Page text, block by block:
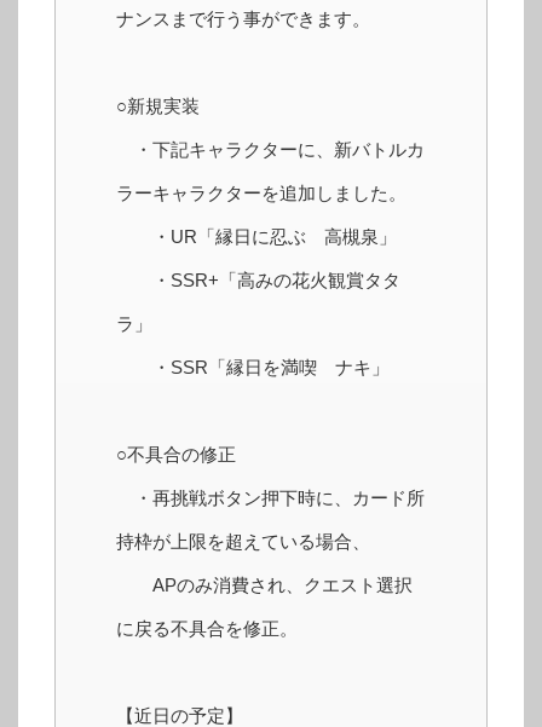
ナンスまで行う事ができます。
○新規実装
・下記キャラクターに、新バトルカ
ラーキャラクターを追加しました。
・UR「縁日に忍ぶ 高槻泉」
・SSR+「高みの花火観賞タタ
ラ」
・SSR「縁日を満喫 ナキ」
○不具合の修正
・再挑戦ボタン押下時に、カード所
持枠が上限を超えている場合、
APのみ消費され、クエスト選択
に戻る不具合を修正。
【近日の予定】